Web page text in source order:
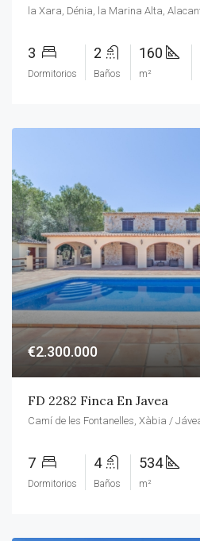
3
Dormitorios
2
Baños
160
m²
€2.300.000
FD 2282 Finca En Javea
7
Dormitorios
4
Baños
534
m²